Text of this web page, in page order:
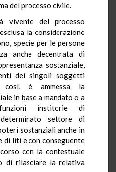
del processo civile.
vivente del processo
la considerazione
specie per le persone
anche decentrata di
sostanziale,
dei singoli soggetti
è ammessa la
in base a mandato o a
institorie di
settore di
sostanziali anche in
di liti e con conseguente
con la contestuale
di rilasciare la relativa